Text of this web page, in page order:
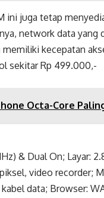
ini juga tetap
network data
kecepatan
sekitar Rp 499.000,-
Octa-Core
& Dual On; Layar:
video recorder;
data; Browser: